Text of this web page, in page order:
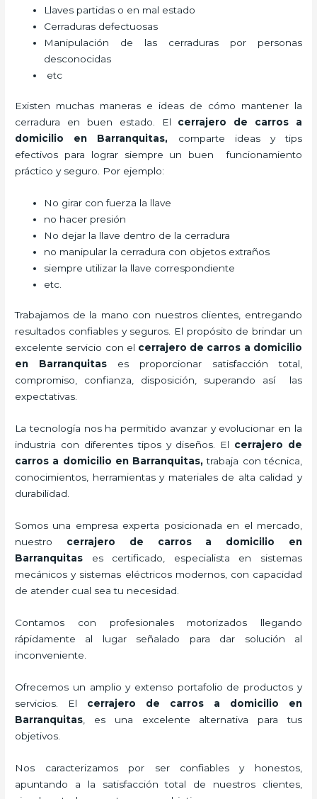
Llaves partidas o en mal estado
Cerraduras defectuosas
Manipulación de las cerraduras por personas
desconocidas
etc
Existen muchas maneras e ideas de cómo mantener la
cerradura en buen estado. El cerrajero de carros a
domicilio en Barranquitas, comparte ideas y tips
efectivos para lograr siempre un buen funcionamiento
práctico y seguro. Por ejemplo:
No girar con fuerza la llave
no hacer presión
No dejar la llave dentro de la cerradura
no manipular la cerradura con objetos extraños
siempre utilizar la llave correspondiente
etc.
Trabajamos de la mano con nuestros clientes, entregando
resultados confiables y seguros. El propósito de brindar un
excelente servicio con el cerrajero de carros a domicilio
en Barranquitas es proporcionar satisfacción total,
compromiso, confianza, disposición, superando así las
expectativas.
La tecnología nos ha permitido avanzar y evolucionar en la
industria con diferentes tipos y diseños. El cerrajero de
carros a domicilio en Barranquitas,trabaja con técnica,
conocimientos, herramientas y materiales de alta calidad y
durabilidad.
Somos una empresa experta posicionada en el mercado,
nuestro cerrajero de carros a domicilio en
Barranquitas es certificado, especialista en sistemas
mecánicos y sistemas eléctricos modernos, con capacidad
de atender cual sea tu necesidad.
Contamos con profesionales motorizados llegando
rápidamente al lugar señalado para dar solución al
inconveniente.
Ofrecemos un amplio y extenso portafolio de productos y
servicios. El cerrajero de carros a domicilio en
Barranquitas , es una excelente alternativa para tus
objetivos.
Nos caracterizamos por ser confiables y honestos,
apuntando a la satisfacción total de nuestros clientes,